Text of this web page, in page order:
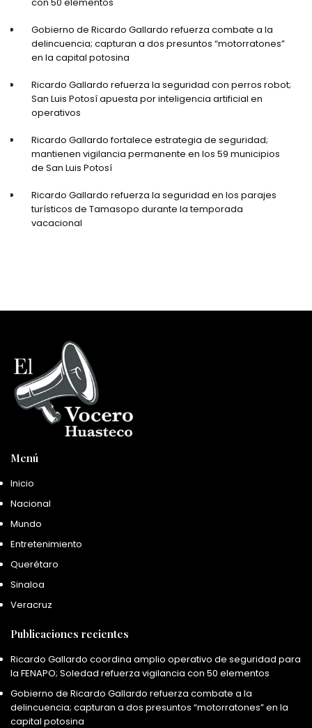
Gobierno de Ricardo Gallardo refuerza combate a la
delincuencia; capturan a dos presuntos “motorratones”
en la capital potosina
Ricardo Gallardo refuerza la seguridad con perros robot;
San Luis Potosí apuesta por inteligencia artificial en
operativos
Ricardo Gallardo fortalece estrategia de seguridad;
mantienen vigilancia permanente en los 59 municipios
de San Luis Potosí
Ricardo Gallardo refuerza la seguridad en los parajes
turísticos de Tamasopo durante la temporada
vacacional
Menú
Inicio
Nacional
Mundo
Entretenimiento
Querétaro
Sinaloa
Veracruz
Publicaciones recientes
Ricardo Gallardo coordina amplio operativo de seguridad para
la FENAPO; Soledad refuerza vigilancia con 50 elementos
Gobierno de Ricardo Gallardo refuerza combate a la
delincuencia; capturan a dos presuntos “motorratones” en la
capital potosina